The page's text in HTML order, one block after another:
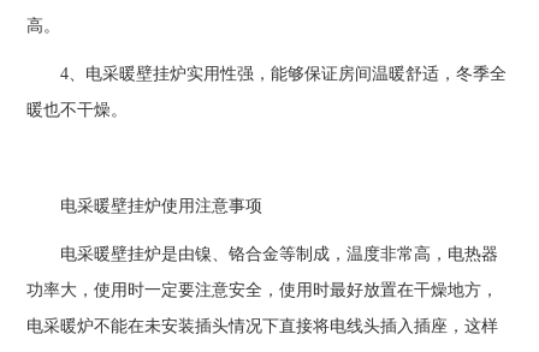
高。
4、电采暖壁挂炉实用性强，能够保证房间温暖舒适，冬季全
暖也不干燥。
电采暖壁挂炉使用注意事项
电采暖壁挂炉是由镍、铬合金等制成，温度非常高，电热器
功率大，使用时一定要注意安全，使用时最好放置在干燥地方，
电采暖炉不能在未安装插头情况下直接将电线头插入插座，这样